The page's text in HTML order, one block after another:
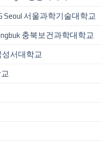
Seoul 서울과학기술대학교
충북보건과학대학교
성서대학교